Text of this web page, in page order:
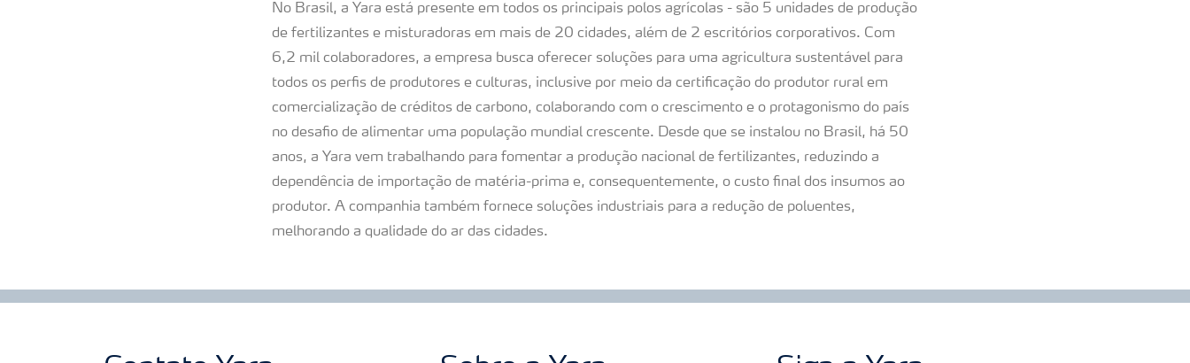
No Brasil, a Yara está presente em todos os principais polos agrícolas - são 5 unidades de produção
de fertilizantes e misturadoras em mais de 20 cidades, além de 2 escritórios corporativos. Com
6,2 mil colaboradores, a empresa busca oferecer soluções para uma agricultura sustentável para
todos os perfis de produtores e culturas, inclusive por meio da certificação do produtor rural em
comercialização de créditos de carbono, colaborando com o crescimento e o protagonismo do país
no desafio de alimentar uma população mundial crescente. Desde que se instalou no Brasil, há 50
anos, a Yara vem trabalhando para fomentar a produção nacional de fertilizantes, reduzindo a
dependência de importação de matéria-prima e, consequentemente, o custo final dos insumos ao
produtor. A companhia também fornece soluções industriais para a redução de poluentes,
melhorando a qualidade do ar das cidades.